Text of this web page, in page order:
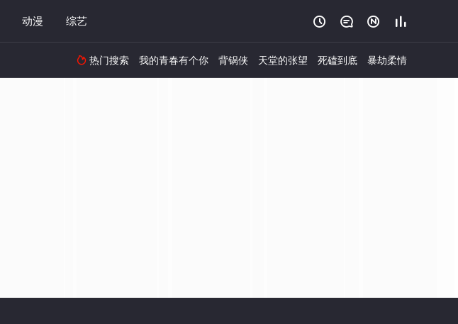
动漫 综艺    
 热门搜索 我的青春有个你 背锅侠 天堂的张望 死磕到底 暴劫柔情